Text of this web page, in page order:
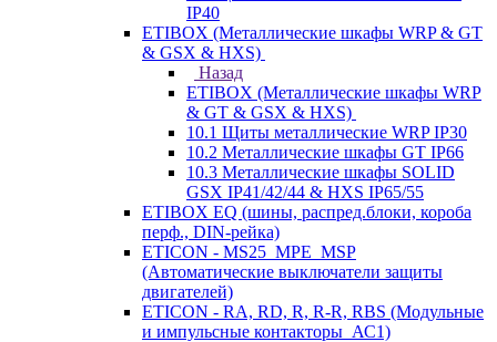
IP40
ETIBOX (Металлические шкафы WRP & GT
& GSX & HXS)
Назад
ETIBOX (Металлические шкафы WRP
& GT & GSX & HXS)
10.1 Щиты металлические WRP IP30
10.2 Металлические шкафы GT IP66
10.3 Металлические шкафы SOLID
GSX IP41/42/44 & HXS IP65/55
ETIBOX EQ (шины, распред.блоки, короба
перф., DIN-рейка)
ETICON - MS25_MPE_MSP
(Автоматические выключатели защиты
двигателей)
ETICON - RA, RD, R, R-R, RBS (Модульные
и импульсные контакторы_АС1)